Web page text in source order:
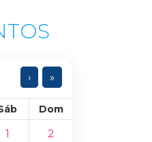
› »
Dom
1 2